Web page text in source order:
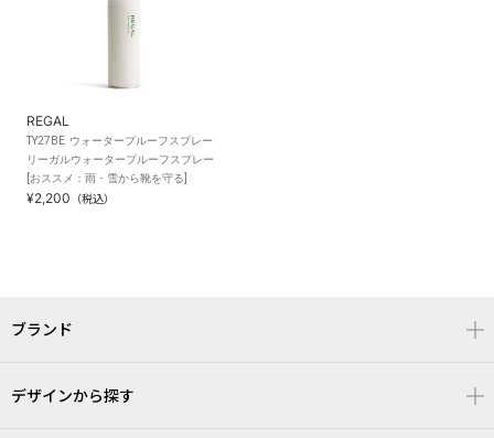
REGAL
TY27BE ウォータープルーフスプレー
リーガルウォータープルーフスプレー
[おススメ：雨・雪から靴を守る]
¥2,200 （税込）
ブランド
デザインから探す